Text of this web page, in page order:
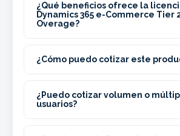
¿Qué beneficios ofrece la
Dynamics 365 e-Commerce Tier
Overage?
¿Cómo puedo cotizar este
¿Puedo cotizar volumen o
usuarios?